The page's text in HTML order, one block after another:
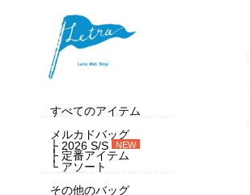
すべてのアイテム
メルカドバッグ
├ 2026 S/S
NEW
├ 定番アイテム
└ アソート
その他のバッグ